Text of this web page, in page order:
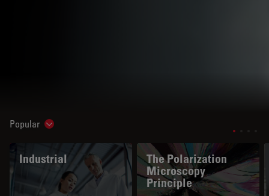
Popular Show subnavigation
Industrial
The Polarization
Microscopy
Principle